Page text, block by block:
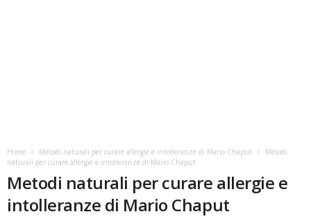
Home Metodi naturali per curare allergie e intolleranze di Mario Chaput
Metodi
naturali per curare allergie e intolleranze di Mario Chaput
Metodi naturali per curare allergie e
intolleranze di Mario Chaput